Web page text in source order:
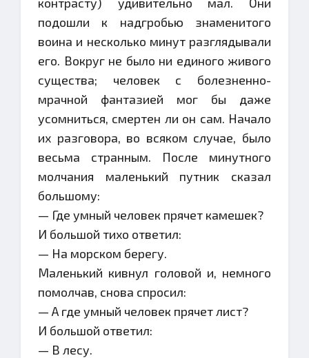
подошли к надгробью знаменитого
воина и несколько минут разглядывали
его. Вокруг не было ни единого живого
существа; человек с болезненно-
мрачной фантазией мог бы даже
усомниться, смертен ли он сам. Начало
их разговора, во всяком случае, было
весьма странным. После минутного
молчания маленький путник сказал
большому:
— Где умный человек прячет камешек?
И большой тихо ответил:
— На морском берегу.
Маленький кивнул головой и, немного
помолчав, снова спросил:
— А где умный человек прячет лист?
И большой ответил:
— В лесу.